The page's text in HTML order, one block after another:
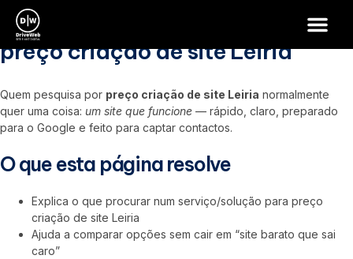
preço criação de site Leiria
Quem pesquisa por preço criação de site Leiria normalmente
quer uma coisa: um site que funcione — rápido, claro, preparado
para o Google e feito para captar contactos.
O que esta página resolve
Explica o que procurar num serviço/solução para preço
criação de site Leiria
Ajuda a comparar opções sem cair em “site barato que sai
caro”